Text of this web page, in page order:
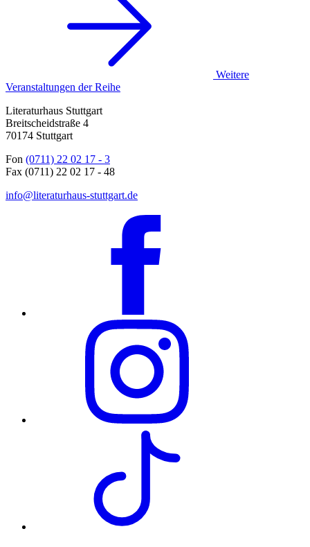
Weitere
Veranstaltungen der Reihe
Literaturhaus Stuttgart
Breitscheidstraße 4
70174 Stuttgart
Fon (0711) 22 02 17 - 3
Fax (0711) 22 02 17 - 48
info@literaturhaus-stuttgart.de